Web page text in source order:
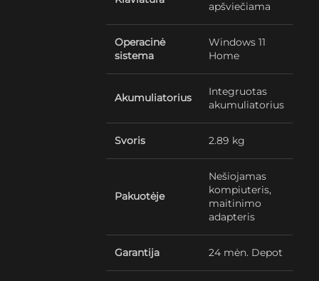
apšviečiama
Operacinė
sistema
Windows 11
Home
Akumuliatorius
Integruotas
akumuliatorius
Svoris 2.89 kg
Pakuotėje
Nešiojamas
kompiuteris,
maitinimo
adapteris
Garantija 24 mėn. Depot